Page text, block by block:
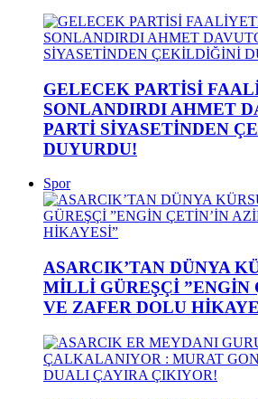
GELECEK PARTİSİ
SONLANDIRDI AHMET
PARTİ SİYASETİNDEN
DUYURDU!
Spor
ASARCIK’TAN DÜNYA
MİLLİ GÜREŞÇİ ”ENGİN
VE ZAFER DOLU